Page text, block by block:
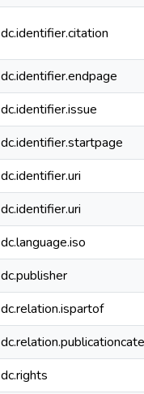
dc.identifier.citation
dc.identifier.endpage
dc.identifier.issue
dc.identifier.startpage
dc.identifier.uri
dc.identifier.uri
dc.language.iso
dc.publisher
dc.relation.ispartof
dc.rights